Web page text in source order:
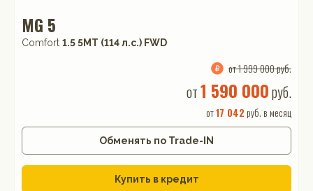
MG 5
Comfort 1.5 5MT (114 л.с.) FWD
от 1 999 000 руб.
от1 590 000руб.
от17 042 руб. в месяц
Обменять по Trade-IN
Купить в кредит